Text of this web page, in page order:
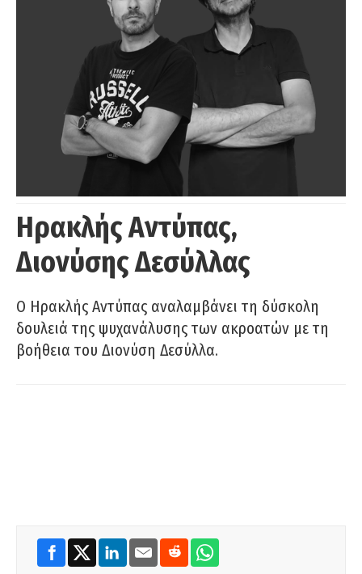
Ηρακλής Αντύπας,
Διονύσης Δεσύλλας
Ο Ηρακλής Αντύπας αναλαμβάνει τη δύσκολη
δουλειά της ψυχανάλυσης των ακροατών με τη
βοήθεια του Διονύση Δεσύλλα.